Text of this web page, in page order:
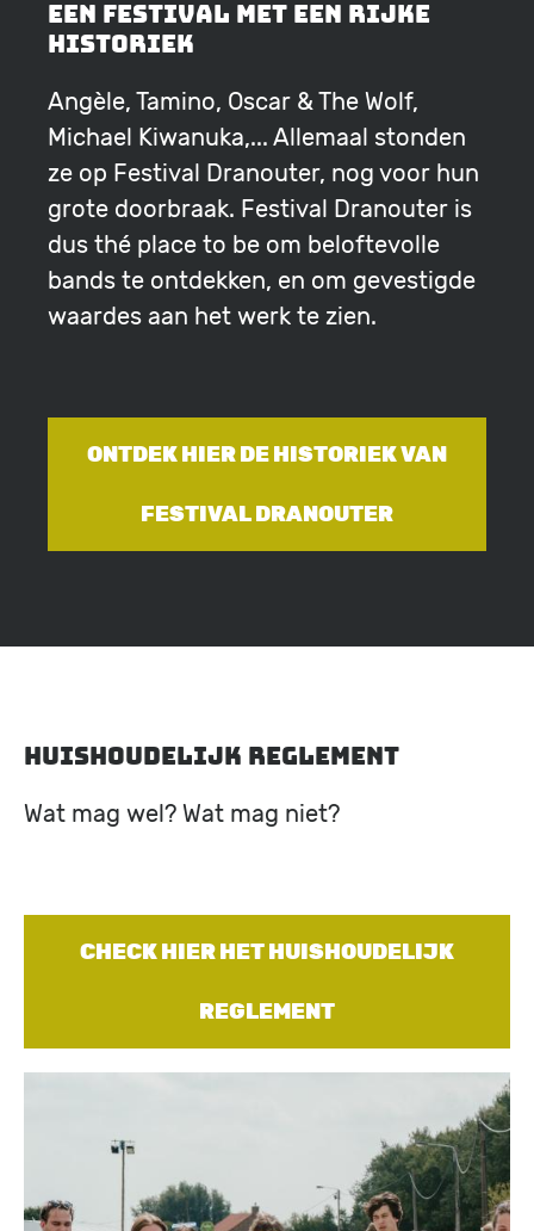
Een festival met een rijke
historiek
Angèle, Tamino, Oscar & The Wolf,
Michael Kiwanuka,... Allemaal stonden
ze op Festival Dranouter, nog voor hun
grote doorbraak. Festival Dranouter is
dus thé place to be om beloftevolle
bands te ontdekken, en om gevestigde
waardes aan het werk te zien.
ONTDEK HIER DE HISTORIEK VAN
FESTIVAL DRANOUTER
Huishoudelijk reglement
Wat mag wel? Wat mag niet?
CHECK HIER HET HUISHOUDELIJK
REGLEMENT